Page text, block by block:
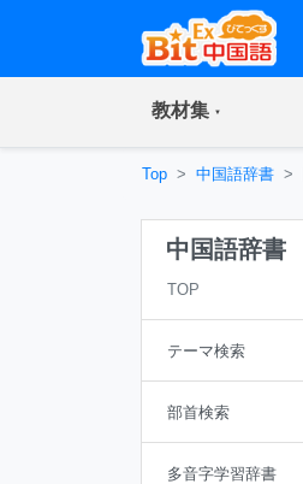
教材集(current)
Top 中国語辞書
中国語辞書
TOP
テーマ検索
部首検索
多音字学習辞書